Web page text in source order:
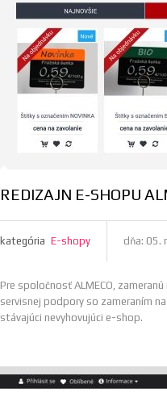
REDIZAJN E-SHOPU
kategória E-shopy dňa: 05.
Pre spoločnosť ALMECO,
servisnej podpory so zameraním
stávajúci nevyhovujúci e-shop.